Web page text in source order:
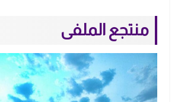
منتجع الملفى